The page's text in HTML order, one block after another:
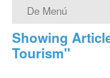
De Menú
Página de inicio
Showing
Tourism"